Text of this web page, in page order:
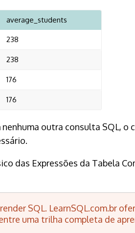
average_students
238
238
176
176
outra consulta SQL,
das Expressões da Tabela
SQL. LearnSQL.com.br
uma trilha completa de